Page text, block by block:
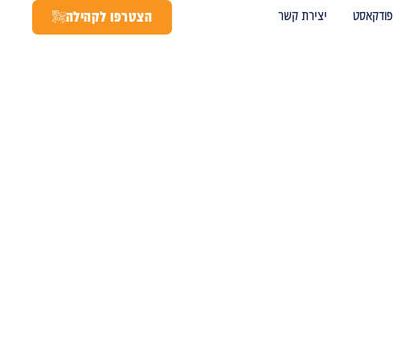
פודקאסט יצירת קשר הצטרפו לקהילה